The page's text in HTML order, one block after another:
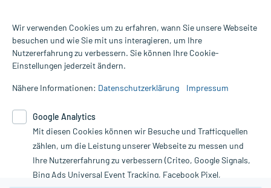
Alle Preise gelten inkl. MwSt., ggf. zzgl. Versandkosten
Informationen auf dieser Website werden ausschließlich für
die Untersuchung und Behandlung durch einen Arzt. Bitte
Therapien eingeleitet werden können. | Diese Webseite benutzt
Google Analytics. Lesen Sie bitte dazu die wichtigen Hinweise in
unserer Datenschutzerklärung. Für den Widerruf einer Bestellung
nutzen Sie das Formular:
Wir verwenden Cookies um zu erfahren, wann Sie unsere Webseite
besuchen und wie Sie mit uns interagieren, um Ihre
Nutzererfahrung zu verbessern. Sie können Ihre Cookie-
Einstellungen jederzeit ändern.
Nähere Informationen: Datenschutzerklärung Impressum
Google Analytics
Mit diesen Cookies können wir Besuche und Trafficquellen
zählen, um die Leistung unserer Webseite zu messen und
Ihre Nutzererfahrung zu verbessern (Criteo, Google Signals,
Bing Ads Universal Event Tracking, Facebook Pixel,